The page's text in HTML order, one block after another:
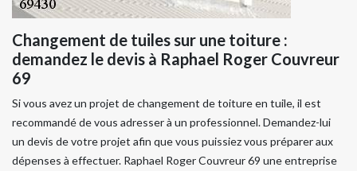
Changement de tuiles sur une toiture :
demandez le devis à Raphael Roger Couvreur
69
Si vous avez un projet de changement de toiture en tuile, il est
recommandé de vous adresser à un professionnel. Demandez-lui
un devis de votre projet afin que vous puissiez vous préparer aux
dépenses à effectuer. Raphael Roger Couvreur 69 une entreprise